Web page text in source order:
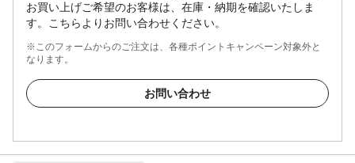
お買い上げご希望のお客様は、在庫・納期を確認いたしま
す。こちらよりお問い合わせください。
※このフォームからのご注文は、各種ポイントキャンペーン対象外と
なります。
お問い合わせ